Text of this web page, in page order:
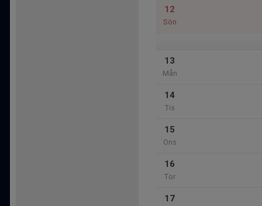
12
Sön
13
Mån
14
Tis
15
Ons
16
Tor
17